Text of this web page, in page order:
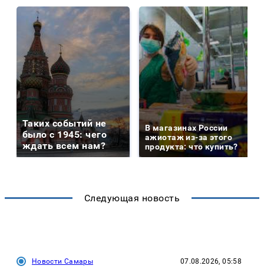
Таких событий не
было с 1945: чего
ждать всем нам?
В магазинах России
ажиотаж из-за этого
продукта: что купить?
Следующая новость
Новости Самары 07.08.2026, 05:58